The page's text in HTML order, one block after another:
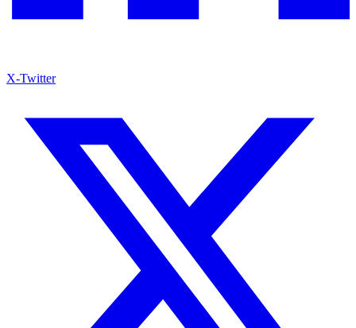
X-Twitter